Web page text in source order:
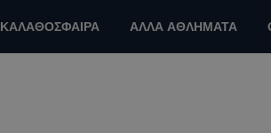
ΚΑΛΑΘΟΣΦΑΙΡΑ ΑΛΛΑ ΑΘΛΗΜΑΤΑ